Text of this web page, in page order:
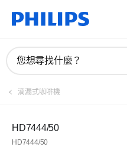
您想尋找什麼？
滴漏式咖啡機
HD7444/50
HD7444/50